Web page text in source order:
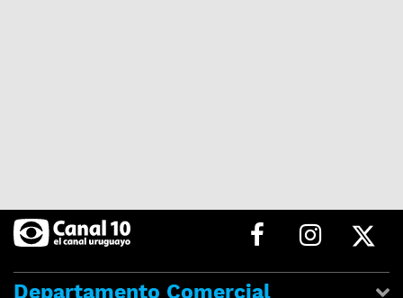
Departamento Comercial